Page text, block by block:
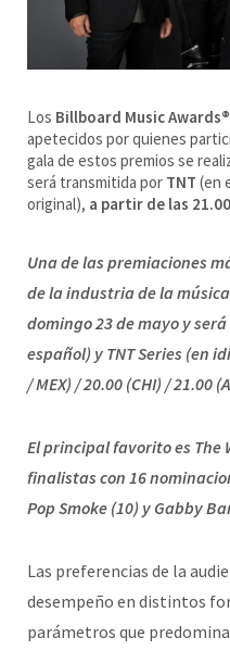
Los Billboard Music Awards®
apetecidos por quienes
gala de estos premios se
será transmitida por TNT (en
original), a partir de las
Una de las premiaciones
de la industria de la
domingo 23 de mayo y
español) y TNT Series (en
/ MEX) / 20.00 (CHI) / 21.00
El principal favorito es The
finalistas con 16
Pop Smoke (10) y Gabby
Las preferencias de la
desempeño en distintos
parámetros que